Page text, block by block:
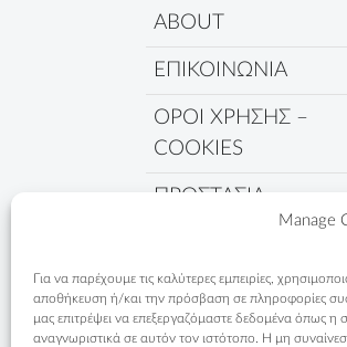
Manage
Για να παρέχουμε τις καλύτερες εμπειρίες,
αποθήκευση ή/και την πρόσβαση σε πληροφορίες
μας επιτρέψει να επεξεργαζόμαστε δεδομένα όπως
αναγνωριστικά σε αυτόν τον ιστότοπο. Η μη
ABOUT
ΕΠΙΚΟΙΝΩΝΙΑ
ΟΡΟΙ ΧΡΗΣΗΣ –
COOKIES
ΠΡΟΣΤΑΣΙΑ
ΔΕΔΟΜΕΝΩΝ
ΠΟΛΙΤΙΚΗ COOKIES